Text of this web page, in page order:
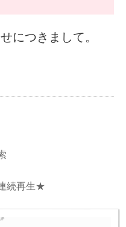
につきまして。
続再生★